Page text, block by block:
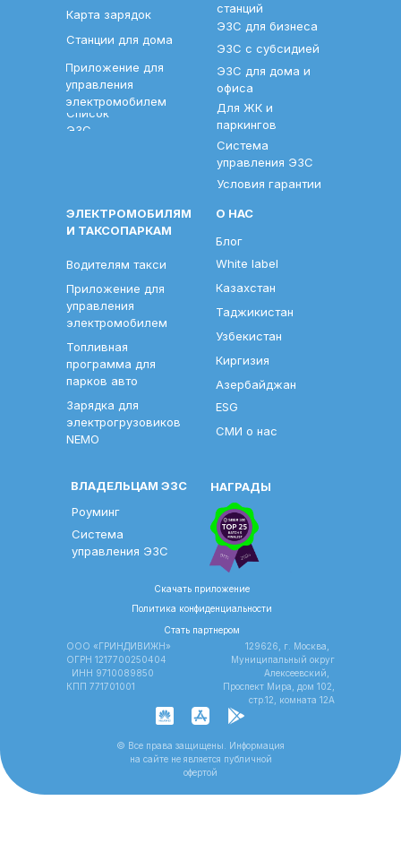
Стать партнером
Скачать приложение
Политика конфиденциальности
ООО «ГРИНДИВИЖН»
ОГРН 1217700250404
ИНН 9710089850
КПП 771701001
© Все права защищены. Информация
на сайте не является публичной
офертой
129626, г. Москва,
Муниципальный округ
Алексеевский,
Проспект Мира, дом 102,
стр.12, комната 12A
Карта зарядок
Список
ЭЗС
Станции для дома
Приложение для
управления
электромобилем
ЭЗС для дома и
офиса
ЭЗС с субсидией
ЭЗС для бизнеса
станций
Система
управления ЭЗС
Условия гарантии
Приложение для
управления
электромобилем
Водителям такси
Топливная
программа для
парков авто
Зарядка для
электрогрузовиков
NEMO
Блог
Азербайджан
Киргизия
Узбекистан
Таджикистан
Казахстан
White label
СМИ о нас
ESG
Роуминг
Система
управления ЭЗС
ВЛАДЕЛЬЦАМ ЭЗС
О НАС
ЭЛЕКТРОМОБИЛЯМ
И ТАКСОПАРКАМ
Для ЖК и
паркингов
НАГРАДЫ